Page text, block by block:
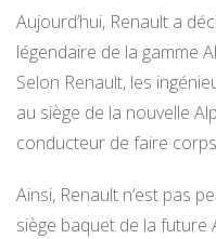
Aujourd’hui, Renault a
légendaire de la gamme
Selon Renault, les
au siège de la nouvelle
conducteur de faire
Ainsi, Renault n’est pas
siège baquet de la future